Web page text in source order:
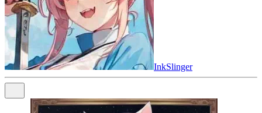
InkSlinger